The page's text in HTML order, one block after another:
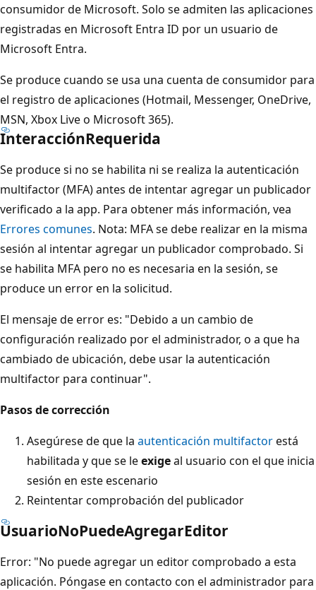
consumidor de Microsoft. Solo se admiten las aplicaciones
registradas en Microsoft Entra ID por un usuario de
Microsoft Entra.
Se produce cuando se usa una cuenta de consumidor para
el registro de aplicaciones (Hotmail, Messenger, OneDrive,
MSN, Xbox Live o Microsoft 365).
InteracciónRequerida
Se produce si no se habilita ni se realiza la autenticación
multifactor (MFA) antes de intentar agregar un publicador
verificado a la app. Para obtener más información, vea
Errores comunes. Nota: MFA se debe realizar en la misma
sesión al intentar agregar un publicador comprobado. Si
se habilita MFA pero no es necesaria en la sesión, se
produce un error en la solicitud.
El mensaje de error es: "Debido a un cambio de
configuración realizado por el administrador, o a que ha
cambiado de ubicación, debe usar la autenticación
multifactor para continuar".
Pasos de corrección
Asegúrese de que la autenticación multifactorestá
habilitada y que se leexigeal usuario con el que inicia
sesión en este escenario
Reintentar comprobación del publicador
UsuarioNoPuedeAgregarEditor
Error: "No puede agregar un editor comprobado a esta
aplicación. Póngase en contacto con el administrador para